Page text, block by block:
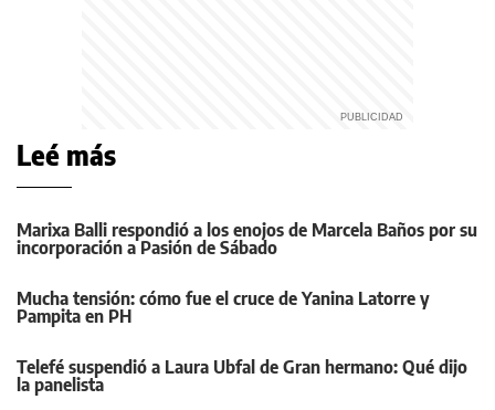
Leé más
Marixa Balli respondió a los enojos de Marcela Baños por su
incorporación a Pasión de Sábado
Mucha tensión: cómo fue el cruce de Yanina Latorre y
Pampita en PH
Telefé suspendió a Laura Ubfal de Gran hermano: Qué dijo
la panelista